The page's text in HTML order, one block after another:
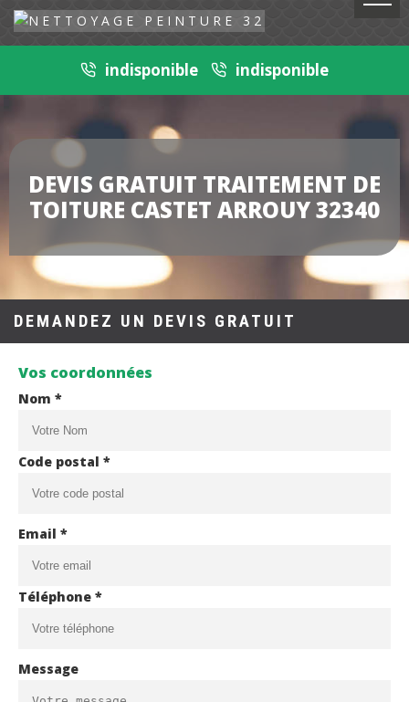
indisponible indisponible
DEVIS GRATUIT TRAITEMENT DE
TOITURE CASTET ARROUY 32340
DEMANDEZ UN DEVIS GRATUIT
Vos coordonnées
Nom *
Code postal *
Email *
Téléphone *
Message